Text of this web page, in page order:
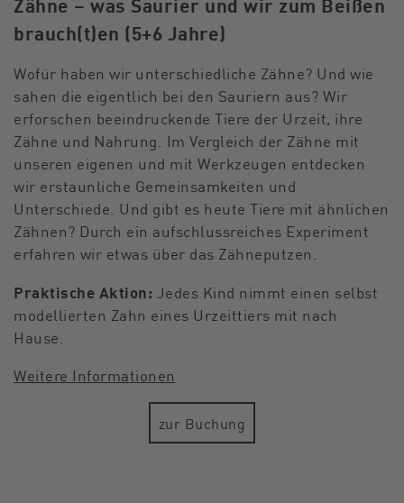
brauch(t)en (5+6 Jahre)
Wofür haben wir unterschiedliche Zähne? Und wie
sahen die eigentlich bei den Sauriern aus? Wir
erforschen beeindruckende Tiere der Urzeit, ihre
Zähne und Nahrung. Im Vergleich der Zähne mit
unseren eigenen und mit Werkzeugen entdecken
wir erstaunliche Gemeinsamkeiten und
Unterschiede. Und gibt es heute Tiere mit ähnlichen
Zähnen? Durch ein aufschlussreiches Experiment
erfahren wir etwas über das Zähneputzen.
Praktische Aktion: Jedes Kind nimmt einen selbst
modellierten Zahn eines Urzeittiers mit nach
Hause.
Weitere Informationen
zur Buchung